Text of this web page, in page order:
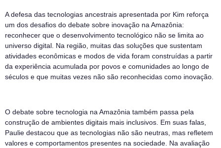
A defesa das tecnologias ancestrais apresentada por Kim reforça
um dos desafios do debate sobre inovação na Amazônia:
reconhecer que o desenvolvimento tecnológico não se limita ao
universo digital. Na região, muitas das soluções que sustentam
atividades econômicas e modos de vida foram construídas a partir
da experiência acumulada por povos e comunidades ao longo de
séculos e que muitas vezes não são reconhecidas como inovação.
O debate sobre tecnologia na Amazônia também passa pela
construção de ambientes digitais mais inclusivos. Em suas falas,
Paulie destacou que as tecnologias não são neutras, mas refletem
valores e comportamentos presentes na sociedade. Na avaliação